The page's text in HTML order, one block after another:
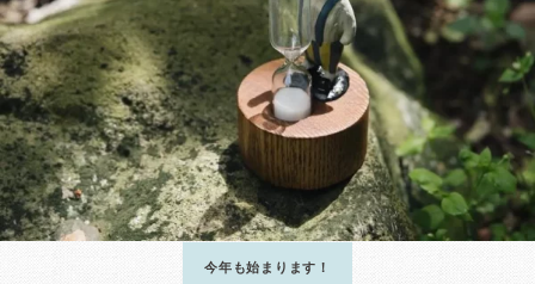
今年も始まります！